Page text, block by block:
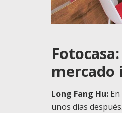
mercado
Long Fang Hu:
unos días